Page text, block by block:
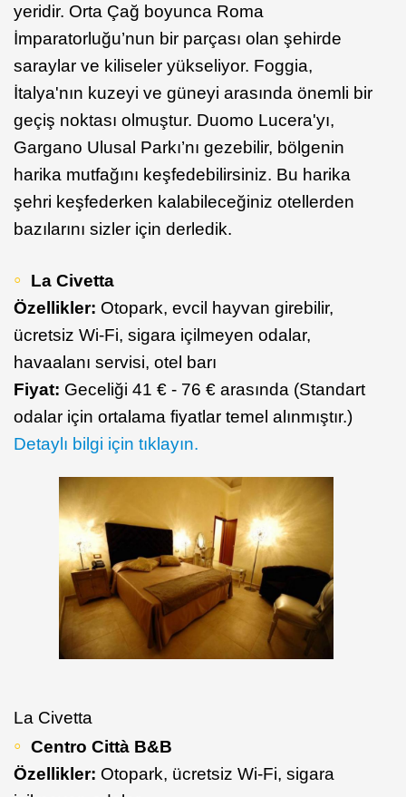
yeridir. Orta Çağ boyunca Roma
İmparatorluğu’nun bir parçası olan şehirde
saraylar ve kiliseler yükseliyor. Foggia,
İtalya'nın kuzeyi ve güneyi arasında önemli bir
geçiş noktası olmuştur. Duomo Lucera'yı,
Gargano Ulusal Parkı’nı gezebilir, bölgenin
harika mutfağını keşfedebilirsiniz. Bu harika
şehri keşfederken kalabileceğiniz otellerden
bazılarını sizler için derledik.
La Civetta
Özellikler: Otopark, evcil hayvan girebilir,
ücretsiz Wi-Fi, sigara içilmeyen odalar,
havaalanı servisi, otel barı
Fiyat: Geceliği 41 € - 76 € arasında (Standart
odalar için ortalama fiyatlar temel alınmıştır.)
Detaylı bilgi için tıklayın.
La Civetta
Centro Città B&B
Özellikler: Otopark, ücretsiz Wi-Fi, sigara